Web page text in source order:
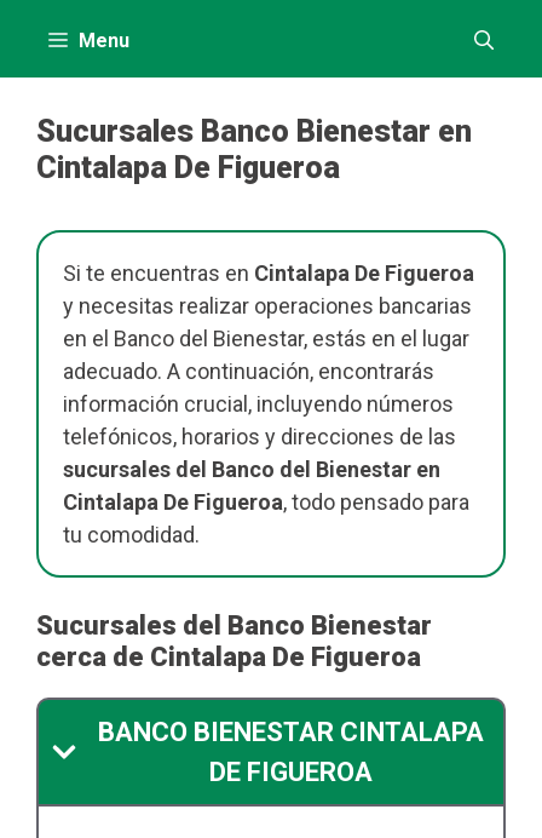
Menu
Sucursales Banco Bienestar en
Cintalapa De Figueroa
Si te encuentras en Cintalapa De Figueroa
y necesitas realizar operaciones bancarias
en el Banco del Bienestar, estás en el lugar
adecuado. A continuación, encontrarás
información crucial, incluyendo números
telefónicos, horarios y direcciones de las
sucursales del Banco del Bienestar en
Cintalapa De Figueroa, todo pensado para
tu comodidad.
Sucursales del Banco Bienestar
cerca de Cintalapa De Figueroa
BANCO BIENESTAR CINTALAPA
DE FIGUEROA